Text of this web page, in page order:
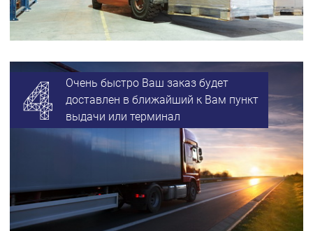
Очень быстро Ваш заказ будет
доставлен в ближайший к Вам пункт
выдачи или терминал